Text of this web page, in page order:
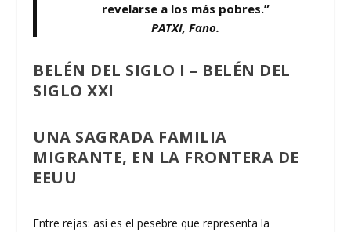
revelarse a los más pobres.”
PATXI, Fano.
BELÉN DEL SIGLO I – BELÉN DEL
SIGLO XXI
UNA SAGRADA FAMILIA
MIGRANTE, EN LA FRONTERA DE
EEUU
Entre rejas: así es el pesebre que representa la